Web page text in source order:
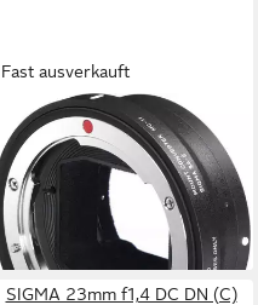
Fast ausverkauft
SIGMA
Anschlussadapter MC-11
Canon zu Sony NEX Objektiv
261,61 €
12,99 €
mtl. in 24 Raten
lieferbar - in 3-4 Werktagen bei dir
SIGMA 23mm f1,4 DC DN (C)